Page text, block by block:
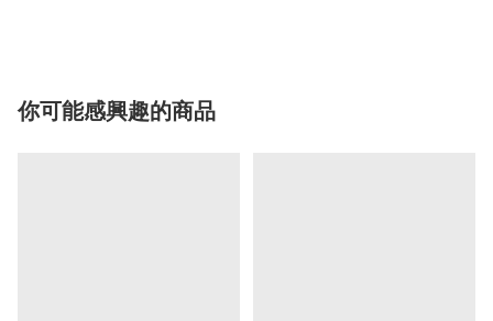
你可能感興趣的商品